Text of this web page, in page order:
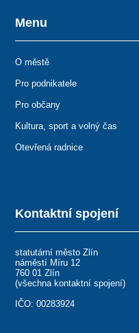
Kontaktní spojení
statutární město Zlín
náměstí Míru 12
760 01 Zlín
(všechna kontaktní spojení)
IČO: 00283924
Menu
O městě
Pro podnikatele
Pro občany
Kultura, sport a volný čas
Otevřená radnice